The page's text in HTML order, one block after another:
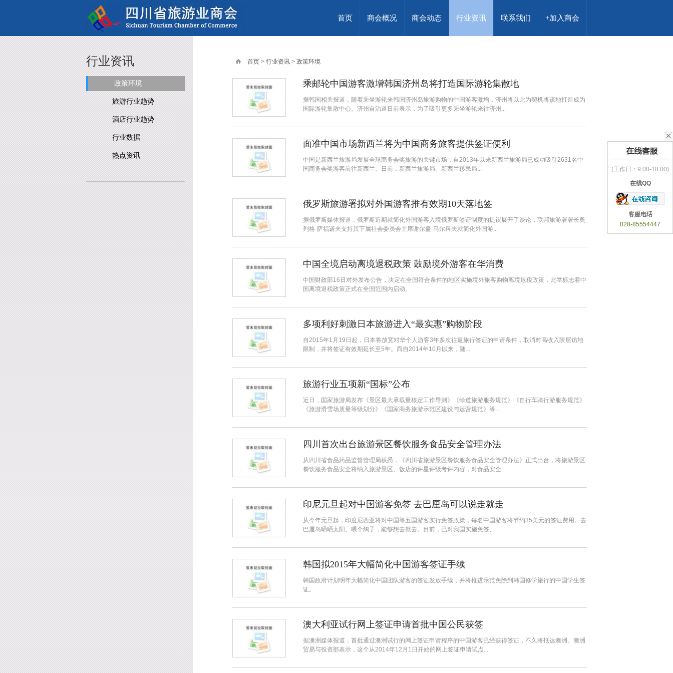
首页 商会概况 商会动态 行业资讯 联系我们 +加入商会
行业资讯
政策环境
旅游行业趋势
酒店行业趋势
行业数据
热点资讯
首页 > 行业资讯 > 政策环境
乘邮轮中国游客激增韩国济州岛将打造国际游轮集散地
据韩国相关报道，随着乘坐游轮来韩国济州岛旅游购物的中国游客激增，济州将以此为契机将该地打造成为
国际游轮集散中心。济州自治道日前表示，为了吸引更多乘坐游轮来往济州...
面准中国市场新西兰将为中国商务旅客提供签证便利
中国是新西兰旅游局发展全球商务会奖旅游的关键市场，自2013年以来新西兰旅游局已成功吸引2631名中
国商务会奖游客前往新西兰。日前，新西兰旅游局、新西兰移民局...
俄罗斯旅游署拟对外国游客推有效期10天落地签
据俄罗斯媒体报道，俄罗斯近期就简化外国游客入境俄罗斯签证制度的提议展开了谈论，联邦旅游署署长奥
列格·萨福诺夫支持其下属社会委员会主席谢尔盖·马尔科夫就简化外国游...
中国全境启动离境退税政策 鼓励境外游客在华消费
中国财政部16日对外发布公告，决定在全国符合条件的地区实施境外旅客购物离境退税政策，此举标志着中
国离境退税政策正式在全国范围内启动。
多项利好刺激日本旅游进入“最实惠”购物阶段
自2015年1月19日起，日本将放宽对华个人游客3年多次往返旅行签证的申请条件，取消对高收入阶层访地
限制，并将签证有效期延长至5年。而自2014年10月以来，随...
旅游行业五项新“国标”公布
近日，国家旅游局发布《景区最大承载量核定工作导则》《绿道旅游服务规范》《自行车骑行游服务规范》
《旅游滑雪场质量等级划分》《国家商务旅游示范区建设与运营规范》等...
四川首次出台旅游景区餐饮服务食品安全管理办法
从四川省食品药品监督管理局获悉，《四川省旅游景区餐饮服务食品安全管理办法》正式出台，将旅游景区
餐饮服务食品安全将纳入旅游景区、饭店的评星评级考评内容，对食品安全...
印尼元旦起对中国游客免签 去巴厘岛可以说走就走
从今年元旦起，印度尼西亚将对中国等五国游客实行免签政策，每名中国游客将节约35美元的签证费用。去
巴厘岛晒晒太阳、喂个鸽子，能够想去就去。目前，已对我国实施免签、...
韩国拟2015年大幅简化中国游客签证手续
韩国政府计划明年大幅简化中国团队游客的签证发放手续，并将推进示范免除到韩国修学旅行的中国学生签
证。
澳大利亚试行网上签证申请首批中国公民获签
据澳洲媒体报道，首批通过澳洲试行的网上签证申请程序的中国游客已经获得签证，不久将抵达澳洲。澳洲
贸易与投资部表示，这个从2014年12月1日开始的网上签证申请试点...
(工作日：9:00-18:00)
在线QQ
客服电话
028-85554447